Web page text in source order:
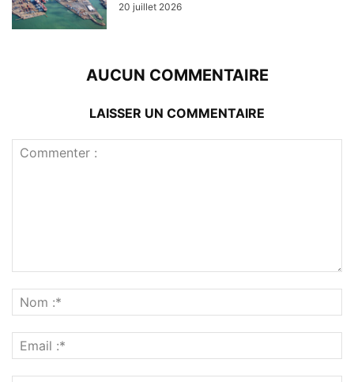
20 juillet 2026
AUCUN COMMENTAIRE
LAISSER UN COMMENTAIRE